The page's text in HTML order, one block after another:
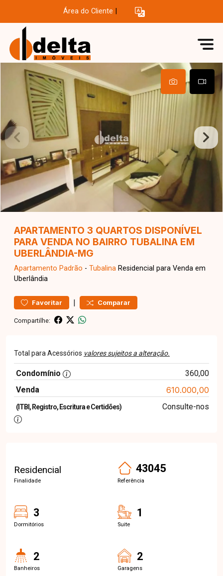
Área do Cliente
APARTAMENTO 3 QUARTOS DISPONÍVEL
PARA VENDA NO BAIRRO TUBALINA EM
UBERLÂNDIA-MG
Apartamento Padrão - Tubalina Residencial para Venda em
Uberlândia
Favoritar | Comparar
Compartilhe:
Total para Acessórios valores sujeitos a alteração.
Condomínio
360,00
Venda
610.000,00
(ITBI, Registro, Escritura e Certidões) Consulte-nos
Residencial
Finalidade
43045
Referência
3
Dormitórios
1
Suite
2
Banheiros
2
Garagens